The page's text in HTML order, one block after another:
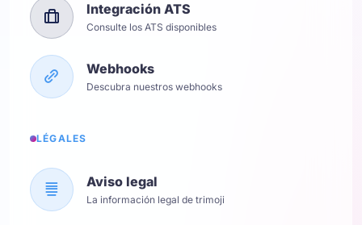
Integración ATS
Consulte los ATS disponibles
Webhooks
Descubra nuestros webhooks
LÉGALES
Aviso legal
La información legal de trimoji